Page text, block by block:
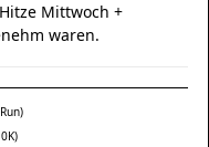
Mittwoch +
waren.